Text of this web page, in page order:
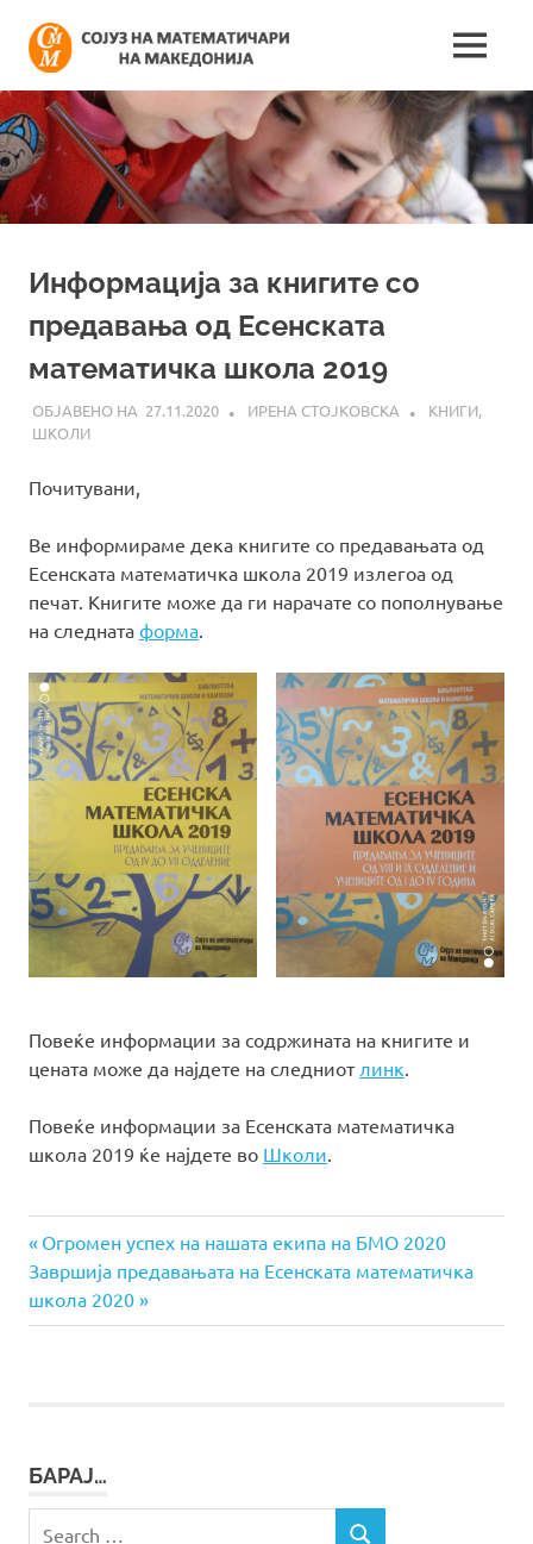
content
на
на
Македонија
информации
поврзани
со
работата
на
MENU
Информација за книгите со
предавања од Есенската
математичка школа 2019
27.11.2020 ИРЕНА СТОЈКОВСКА КНИГИ,
ШКОЛИ
Почитувани,
Ве информираме дека книгите со предавањата од
Есенската математичка школа 2019 излегоа од
печат. Книгите може да ги нарачате со пополнување
на следната форма
Повеќе информации за содржината на книгите и
цената може да најдете на следниот линк
Повеќе информации за Есенската математичка
школа 2019 ќе најдете во Школи
Навигација
на
Previous
Post:
Огромен успех на нашата екипа на БМО 2020
Next
Post:
Завршија предавањата на Есенската математичка
школа 2020
БАРАЈ…